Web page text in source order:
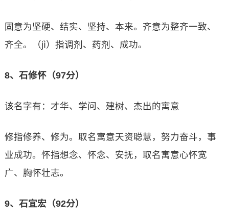
固意为坚硬、结实、坚持、本来。齐意为整齐一致、
齐全。（jì）指调剂、药剂、成功。
8、石修怀（97分）
该名字有：才华、学问、建树、杰出的寓意
修指修养、修为。取名寓意天资聪慧，努力奋斗，事
业成功。怀指想念、怀念、安抚，取名寓意心怀宽
广、胸怀壮志。
9、石宜宏（92分）